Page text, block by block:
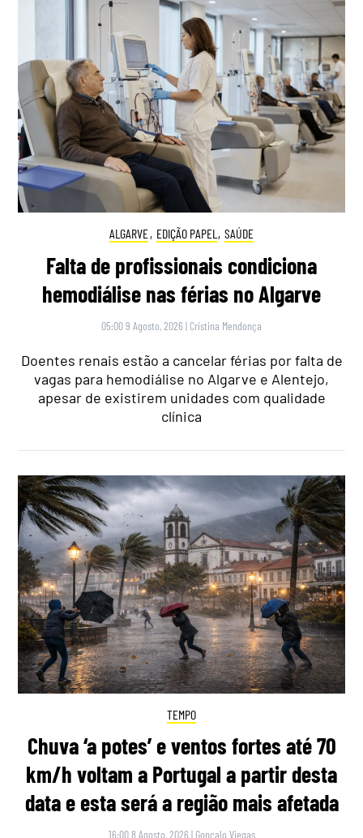
ALGARVE, EDIÇÃO PAPEL , SAÚDE
Falta de profissionais condiciona
hemodiálise nas férias no Algarve
05:00 9 Agosto, 2026 | Cristina Mendonça
Doentes renais estão a cancelar férias por falta de
vagas para hemodiálise no Algarve e Alentejo,
apesar de existirem unidades com qualidade
clínica
TEMPO
Chuva ‘a potes’ e ventos fortes até 70
km/h voltam a Portugal a partir desta
data e esta será a região mais afetada
16:00 8 Agosto, 2026 | Gonçalo Viegas